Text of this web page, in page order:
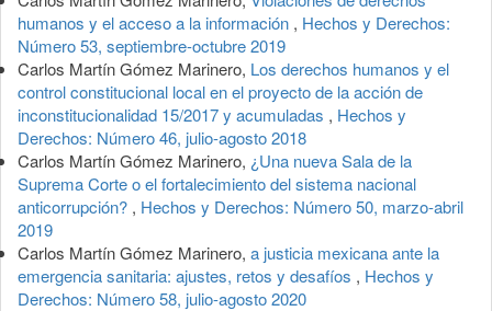
humanos y el acceso a la información , Hechos y Derechos:
Número 53, septiembre-octubre 2019
Carlos Martín Gómez Marinero, Los derechos humanos y el
control constitucional local en el proyecto de la acción de
inconstitucionalidad 15/2017 y acumuladas , Hechos y
Derechos: Número 46, julio-agosto 2018
Carlos Martín Gómez Marinero, ¿Una nueva Sala de la
Suprema Corte o el fortalecimiento del sistema nacional
anticorrupción? , Hechos y Derechos: Número 50, marzo-abril
2019
Carlos Martín Gómez Marinero, a justicia mexicana ante la
emergencia sanitaria: ajustes, retos y desafíos , Hechos y
Derechos: Número 58, julio-agosto 2020